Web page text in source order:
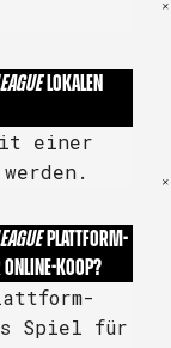
LOKALEN
einer
PLATTFORM-
ONLINE-KOOP?
Spiel für